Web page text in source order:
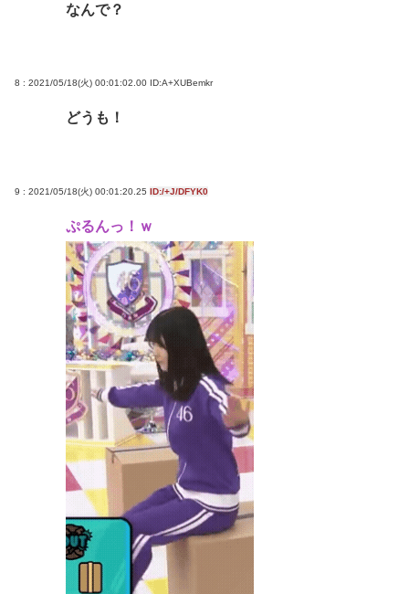
なんで？
8 : 2021/05/18(火) 00:01:02.00 ID:A+XUBemkr
どうも！
9 : 2021/05/18(火) 00:01:20.25 ID:/+J/DFYK0
ぷるんっ！ｗ